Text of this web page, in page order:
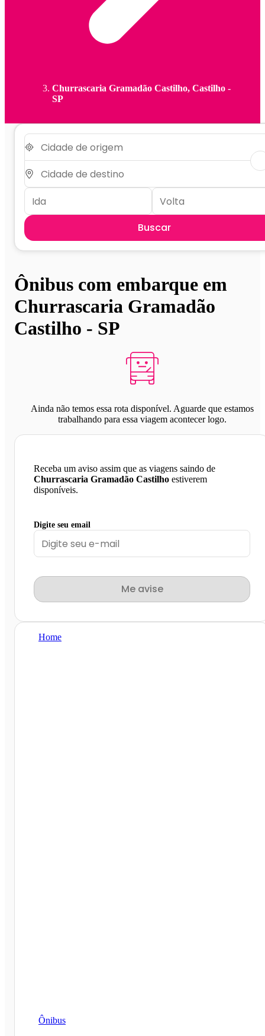
Churrascaria Gramadão Castilho, Castilho -
SP
Buscar
Ônibus com embarque em
Churrascaria Gramadão
Castilho - SP
Ainda não temos essa rota disponível. Aguarde que estamos
trabalhando para essa viagem acontecer logo.
Receba um aviso assim que as viagens saindo de
Churrascaria Gramadão Castilho estiverem
disponíveis.
Digite seu email
Me avise
Home
Ônibus